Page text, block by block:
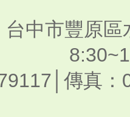
台中市豐原
傳真